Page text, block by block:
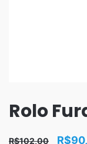
Rolo
R$102,00
O
R$